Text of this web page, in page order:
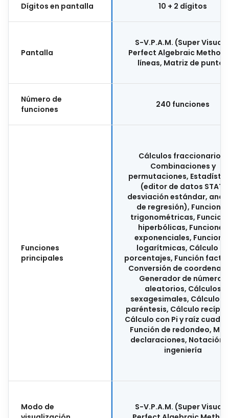
Dígitos en pantalla 10 + 2 dígitos
Pantalla
S-V.P.A.M. (Super
Perfect Algebraic
líneas, Matriz de puntos
Número de
funciones
240 funciones
Funciones
principales
Cálculos fraccionarios,
Combinaciones y
permutaciones,
(editor de datos STAT,
desviación estándar,
de regresión), Funciones
trigonométricas,
hiperbólicas, Funciones
exponenciales,
logarítmicas, Cálculo de
porcentajes, Función
Conversión de
Generador de números
aleatorios, Cálculos
sexagesimales, Cálculo
paréntesis, Cálculo
Cálculo con Pi y raíz
Función de redondeo,
declaraciones, Notación
ingeniería
Modo de
S-V.P.A.M. (Super